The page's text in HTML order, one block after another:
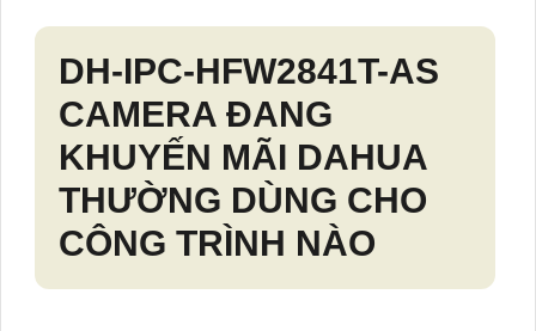
DH-IPC-HFW2841T-AS
CAMERA ĐANG
KHUYẾN MÃI DAHUA
THƯỜNG DÙNG CHO
CÔNG TRÌNH NÀO